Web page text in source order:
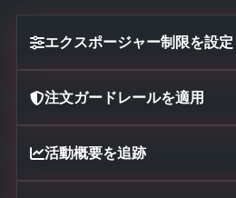
エクスポージャー制限を設定
注文ガードレールを適用
活動概要を追跡